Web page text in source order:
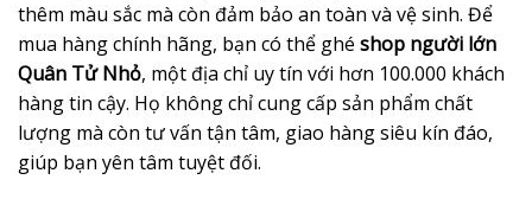
thêm màu sắc mà còn đảm bảo an toàn và vệ sinh. Để
mua hàng chính hãng, bạn có thể ghé shop người lớn
Quân Tử Nhỏ, một địa chỉ uy tín với hơn 100.000 khách
hàng tin cậy. Họ không chỉ cung cấp sản phẩm chất
lượng mà còn tư vấn tận tâm, giao hàng siêu kín đáo,
giúp bạn yên tâm tuyệt đối.